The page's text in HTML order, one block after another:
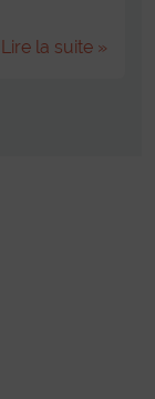
Lire la suite »